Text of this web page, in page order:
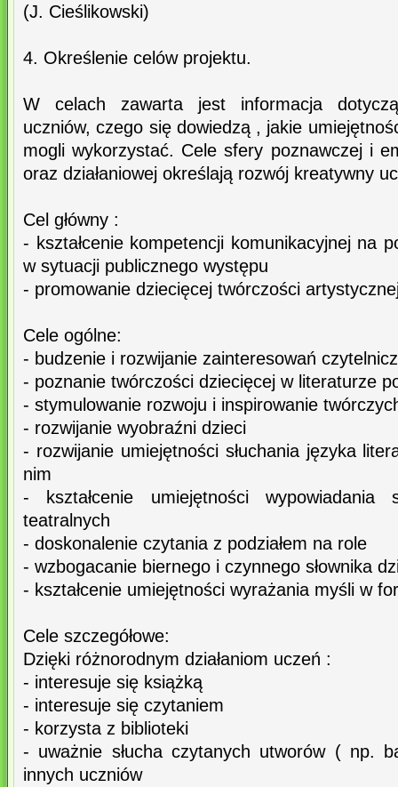
(J. Cieślikowski)
4. Określenie celów projektu.
W celach zawarta jest informacja
uczniów, czego się dowiedzą , jakie
mogli wykorzystać. Cele sfery poznawczej i
oraz działaniowej określają rozwój kreatywny
Cel główny :
- kształcenie kompetencji komunikacyjnej na
w sytuacji publicznego występu
- promowanie dziecięcej twórczości
Cele ogólne:
- budzenie i rozwijanie zainteresowań
- poznanie twórczości dziecięcej w literaturze
- stymulowanie rozwoju i inspirowanie
- rozwijanie wyobraźni dzieci
- rozwijanie umiejętności słuchania języka
nim
- kształcenie umiejętności
teatralnych
- doskonalenie czytania z podziałem na role
- wzbogacanie biernego i czynnego słownika
- kształcenie umiejętności wyrażania myśli w
Cele szczegółowe:
Dzięki różnorodnym działaniom uczeń :
- interesuje się książką
- interesuje się czytaniem
- korzysta z biblioteki
- uważnie słucha czytanych utworów ( np.
innych uczniów